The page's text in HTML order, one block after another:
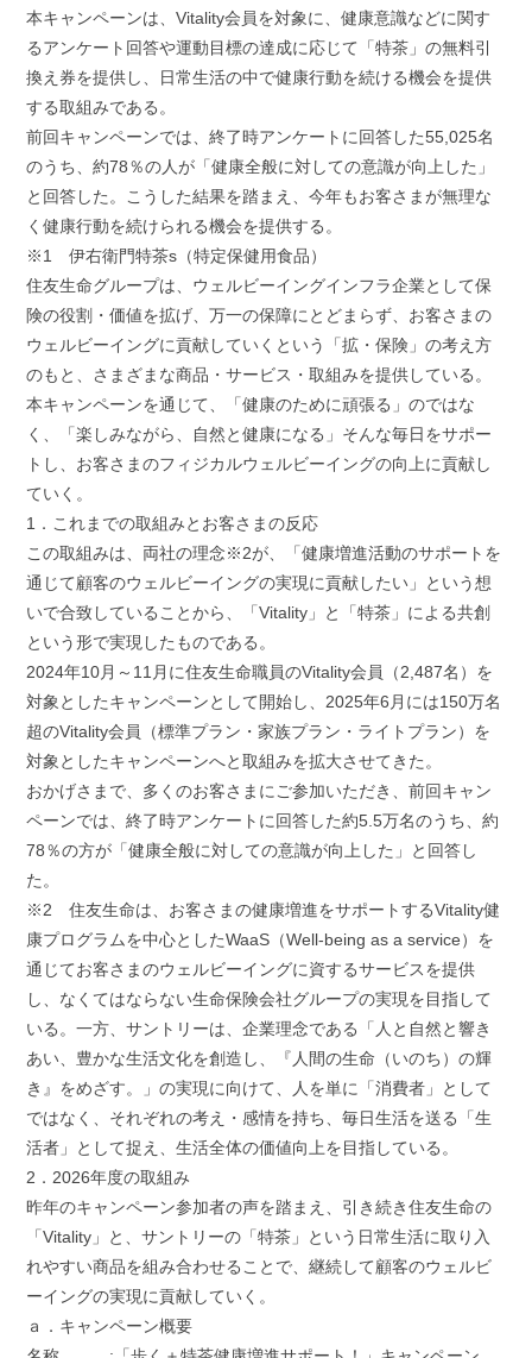
本キャンペーンは、Vitality会員を対象に、健康意識などに関す
るアンケート回答や運動目標の達成に応じて「特茶」の無料引
換え券を提供し、日常生活の中で健康行動を続ける機会を提供
する取組みである。
前回キャンペーンでは、終了時アンケートに回答した55,025名
のうち、約78％の人が「健康全般に対しての意識が向上した」
と回答した。こうした結果を踏まえ、今年もお客さまが無理な
く健康行動を続けられる機会を提供する。
※1 伊右衛門特茶s（特定保健用食品）
住友生命グループは、ウェルビーイングインフラ企業として保
険の役割・価値を拡げ、万一の保障にとどまらず、お客さまの
ウェルビーイングに貢献していくという「拡・保険」の考え方
のもと、さまざまな商品・サービス・取組みを提供している。
本キャンペーンを通じて、「健康のために頑張る」のではな
く、「楽しみながら、自然と健康になる」そんな毎日をサポー
トし、お客さまのフィジカルウェルビーイングの向上に貢献し
ていく。
1．これまでの取組みとお客さまの反応
この取組みは、両社の理念※2が、「健康増進活動のサポートを
通じて顧客のウェルビーイングの実現に貢献したい」という想
いで合致していることから、「Vitality」と「特茶」による共創
という形で実現したものである。
2024年10月～11月に住友生命職員のVitality会員（2,487名）を
対象としたキャンペーンとして開始し、2025年6月には150万名
超のVitality会員（標準プラン・家族プラン・ライトプラン）を
対象としたキャンペーンへと取組みを拡大させてきた。
おかげさまで、多くのお客さまにご参加いただき、前回キャン
ペーンでは、終了時アンケートに回答した約5.5万名のうち、約
78％の方が「健康全般に対しての意識が向上した」と回答し
た。
※2 住友生命は、お客さまの健康増進をサポートするVitality健
康プログラムを中心としたWaaS（Well-being as a service）を
通じてお客さまのウェルビーイングに資するサービスを提供
し、なくてはならない生命保険会社グループの実現を目指して
いる。一方、サントリーは、企業理念である「人と自然と響き
あい、豊かな生活文化を創造し、『人間の生命（いのち）の輝
き』をめざす。」の実現に向けて、人を単に「消費者」として
ではなく、それぞれの考え・感情を持ち、毎日生活を送る「生
活者」として捉え、生活全体の価値向上を目指している。
2．2026年度の取組み
昨年のキャンペーン参加者の声を踏まえ、引き続き住友生命の
「Vitality」と、サントリーの「特茶」という日常生活に取り入
れやすい商品を組み合わせることで、継続して顧客のウェルビ
ーイングの実現に貢献していく。
ａ．キャンペーン概要